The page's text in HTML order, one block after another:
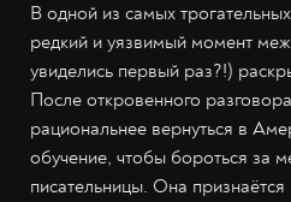
В одной из самых
редкий и уязвимый момент
увиделись первый раз?!)
После откровенного
рациональнее вернуться в
обучение, чтобы бороться за
писательницы. Она